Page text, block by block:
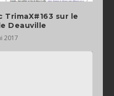
TrimaX#163 sur le
Deauville
2017